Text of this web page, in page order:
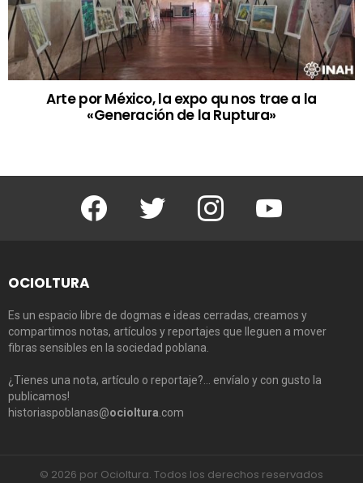
Arte por México, la expo qu nos trae a la
«Generación de la Ruptura»
Facebook Twitter Instagram Youtube
OCIOLTURA
Es un espacio libre de dogmas e ideas cerradas, creamos y
compartimos notas, artículos y reportajes que lleguen a mover
fibras sensibles en la sociedad poblana.
¿Tienes una nota, artículo o reportaje?… envíalo y con gusto la
publicamos!
historiaspoblanas@ocioltura .com
© 2026 por Ocioltura. Todos los derechos reservados